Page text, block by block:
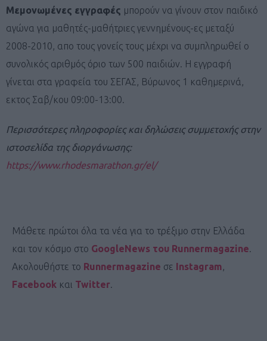
Μεμονωμένες εγγραφές μπορούν να γίνουν στον παιδικό
αγώνα για μαθητές-μαθήτριες γεννημένους-ες μεταξύ
2008-2010, απο τους γονείς τους μέχρι να συμπληρωθεί ο
συνολικός αριθμός όριο των 500 παιδιών. Η εγγραφή
γίνεται στα γραφεία του ΣΕΓΑΣ, Βύρωνος 1 καθημερινά,
εκτος Σαβ/κου 09:00-13:00.
Περισσότερες πληροφορίες και δηλώσεις συμμετοχής στην
ιστοσελίδα της διοργάνωσης:
https://www.rhodesmarathon.gr/el/
Μάθετε πρώτοι όλα τα νέα για το τρέξιμο στην Ελλάδα
και τον κόσμο στο GoogleNews του Runnermagazine.
Ακολουθήστε το Runnermagazine σε Instagram,
Facebook και Twitter.